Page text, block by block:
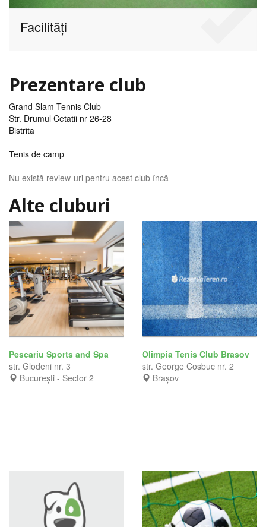
Facilități
Prezentare club
Grand Slam Tennis Club
Str. Drumul Cetatii nr 26-28
Bistrita
Tenis de camp
Nu există review-uri pentru acest club încă
Alte cluburi
Pescariu Sports and Spa
str. Glodeni nr. 3
București - Sector 2
Olimpia Tenis Club Brasov
str. George Cosbuc nr. 2
Brașov